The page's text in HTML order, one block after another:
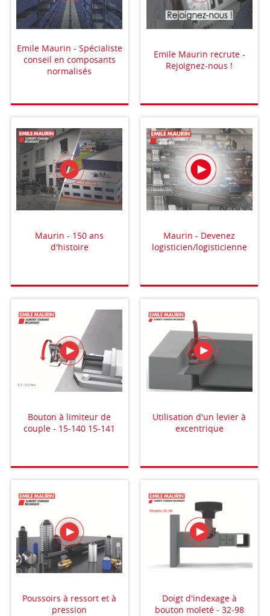
Emile Maurin - Spécialiste
conseil en composants
normalisés
Emile Maurin recrute -
Rejoignez-nous !
Maurin - 150 ans
d'histoire
Maurin - Devenez
logisticien/logisticienne
Bouton à limiteur de
couple - 15-140 15-141
Utilisation d'un levier à
excentrique
Poussoirs à ressort et à
pression
Doigt d'indexage à
bouton moleté - 32-98